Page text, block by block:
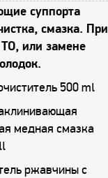
суппорта
смазка. При
или замене
500 ml
медная смазка
ржавчины с